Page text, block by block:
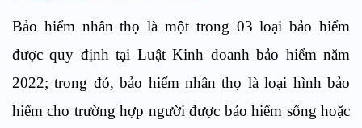
Bảo hiểm nhân thọ là một trong 03 loại bảo hiểm
được quy định tại Luật Kinh doanh bảo hiểm năm
2022; trong đó, bảo hiểm nhân thọ là loại hình bảo
hiểm cho trường hợp người được bảo hiểm sống hoặc